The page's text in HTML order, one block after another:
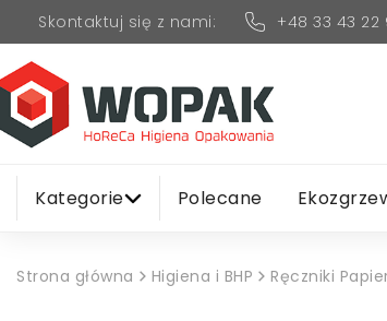
Skontaktuj się z nami: +48 33 43 22
Kategorie Polecane
Strona główna Higiena i BHP Ręczniki